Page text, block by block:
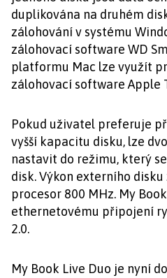
duplikována na druhém
zálohování v systému
zálohovací software WD
platformu Mac lze využít
zálohovací software Apple
Pokud uživatel preferuje
vyšší kapacitu disku, lze
nastavit do režimu, který
disk. Výkon externího
procesor 800 MHz. My
ethernetovému připojení
2.0.
My Book Live Duo je nyní